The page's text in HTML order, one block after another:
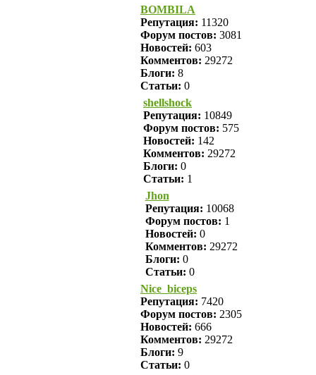
BOMBILA
Репутация: 11320
Форум постов: 3081
Новостей: 603
Комментов: 29272
Блоги: 8
Статьи: 0
shellshock
Репутация: 10849
Форум постов: 575
Новостей: 142
Комментов: 29272
Блоги: 0
Статьи: 1
Jhon
Репутация: 10068
Форум постов: 1
Новостей: 0
Комментов: 29272
Блоги: 0
Статьи: 0
Nice_biceps
Репутация: 7420
Форум постов: 2305
Новостей: 666
Комментов: 29272
Блоги: 9
Статьи: 0